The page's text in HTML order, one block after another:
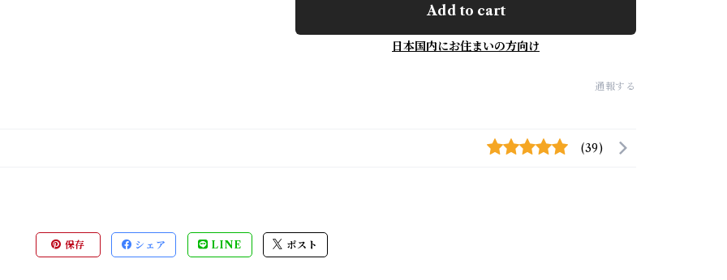
Add to cart
日本国内にお住まいの方向け
通報する
(39)
保存 シェア LINE ポスト